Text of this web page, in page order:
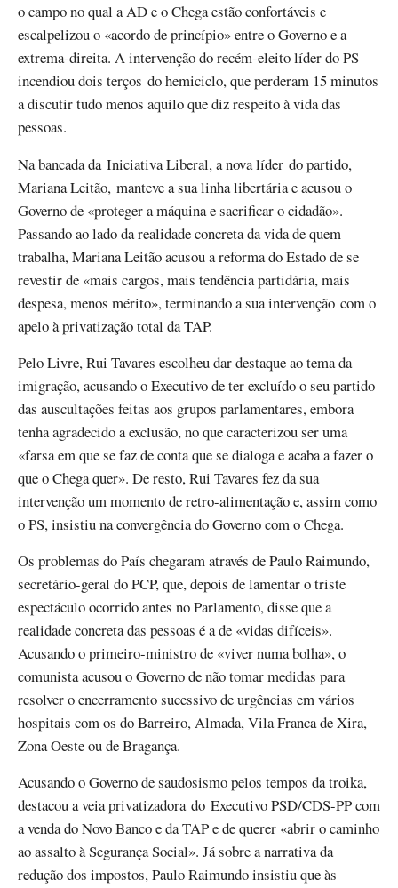
o campo no qual a AD e o Chega estão confortáveis e
escalpelizou o «acordo de princípio» entre o Governo e a
extrema-direita. A intervenção do recém-eleito líder do PS
incendiou dois terços do hemiciclo, que perderam 15 minutos
a discutir tudo menos aquilo que diz respeito à vida das
pessoas.
Na bancada da Iniciativa Liberal, a nova líder do partido,
Mariana Leitão, manteve a sua linha libertária e acusou o
Governo de «proteger a máquina e sacrificar o cidadão».
Passando ao lado da realidade concreta da vida de quem
trabalha, Mariana Leitão acusou a reforma do Estado de se
revestir de «mais cargos, mais tendência partidária, mais
despesa, menos mérito», terminando a sua intervenção com o
apelo à privatização total da TAP.
Pelo Livre, Rui Tavares escolheu dar destaque ao tema da
imigração, acusando o Executivo de ter excluído o seu partido
das auscultações feitas aos grupos parlamentares, embora
tenha agradecido a exclusão, no que caracterizou ser uma
«farsa em que se faz de conta que se dialoga e acaba a fazer o
que o Chega quer». De resto, Rui Tavares fez da sua
intervenção um momento de retro-alimentação e, assim como
o PS, insistiu na convergência do Governo com o Chega.
Os problemas do País chegaram através de Paulo Raimundo,
secretário-geral do PCP, que, depois de lamentar o triste
espectáculo ocorrido antes no Parlamento, disse que a
realidade concreta das pessoas é a de «vidas difíceis».
Acusando o primeiro-ministro de «viver numa bolha», o
comunista acusou o Governo de não tomar medidas para
resolver o encerramento sucessivo de urgências em vários
hospitais com os do Barreiro, Almada, Vila Franca de Xira,
Zona Oeste ou de Bragança.
Acusando o Governo de saudosismo pelos tempos da troika,
destacou a veia privatizadora do Executivo PSD/CDS-PP com
a venda do Novo Banco e da TAP e de querer «abrir o caminho
ao assalto à Segurança Social». Já sobre a narrativa da
redução dos impostos, Paulo Raimundo insistiu que às